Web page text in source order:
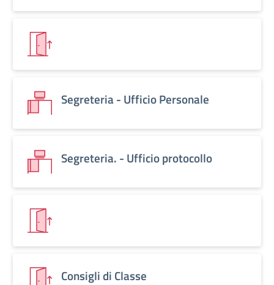
Segreteria - Ufficio Personale
Segreteria. - Ufficio protocollo
Consigli di Classe